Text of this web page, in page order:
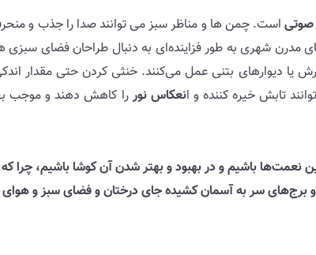
صوتیاست. چمن ها و مناظر سبز می توانند صدا را جذب و
شهری به طور فزاینده‌ای به دنبال طراحان فضای سبزی
یا دیوارهای بتنی عمل می‌کنند. خنثی کردن حتی مقدار
تابش خیره کننده و انعکاس نوررا کاهش دهند و موجب
باشیم و در بهبود و بهتر شدن آن کوشا باشیم، چرا که
و برج‌های سر به آسمان کشیده جای درختان و فضای سبز و هوای